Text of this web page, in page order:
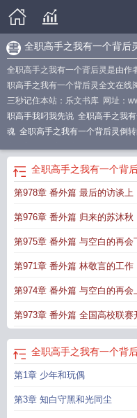
全职高手之我有一个背后
全职高手之我有一个背后灵是由作
职高手之我有一个背后灵全文在线
三秒记住本站：乐文书库 网址：
职高手我叼我先说 全职高手之我
魂 全职高手之我有一个背后灵倒
手之前辈
穿越全职高手我有系统
高手之女主是北美大神
职高手之我家队员 全职高手之我
职高手之我有一个背后灵笔趣阁
手我叨我先说全职高手之我有一
盗全职高手之我是我有一个系统
我被晶晶曝光全职高手之我有一
全职高手之我有一个背
第978章 番外篇 最后的访谈上
第976章 番外篇 归来的苏沐秋
第975章 番外篇 与空白的再会
第971章 番外篇 林敬言的工作
第974章 番外篇 与空白的再会
第973章 番外篇 全国高校联赛
全职高手之我有一个背
第1章 少年和玩偶
第3章 知白守黑和光同尘